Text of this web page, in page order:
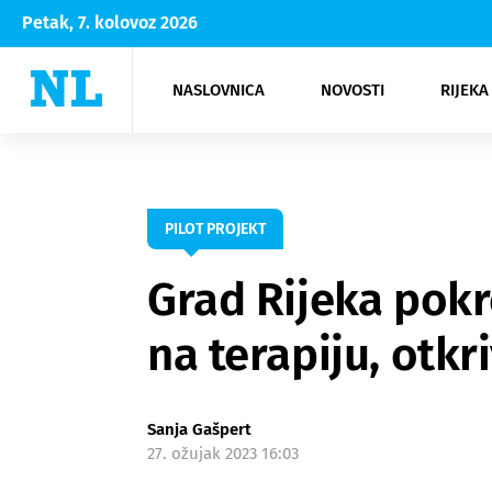
Petak, 7. kolovoz 2026
NASLOVNICA NOVOSTI
Rijeka Opatija
NK
Moda
Kultura
PILOT PROJEKT
Grad Rijeka
na terapiju,
Sanja Gašpert
27. ožujak 2023 16:03